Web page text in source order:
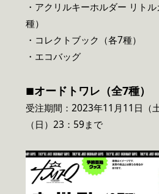
・アクリルキーホルダー リト
種）
・コレクトブック（各7種）
・エコバッグ
■オードトワレ（全7種）
受注期間：2023年11月11日（
（日）23：59まで